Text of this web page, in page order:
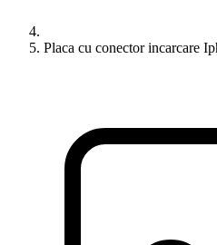
Placa cu conector incarcare